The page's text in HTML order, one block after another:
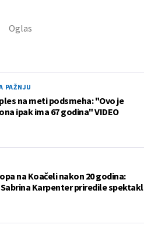
PAŽNJU
na meti podsmeha: "Ovo je
ipak ima 67 godina" VIDEO
na Koačeli nakon 20 godina:
Karpenter priredile spektakl